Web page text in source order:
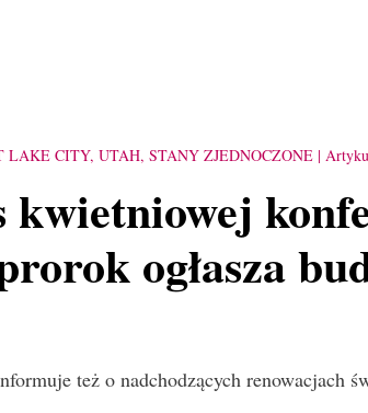
LAKE CITY, UTAH, STANY ZJEDNOCZONE
kwietniowej
ogłasza
też o nadchodzących renowacjach